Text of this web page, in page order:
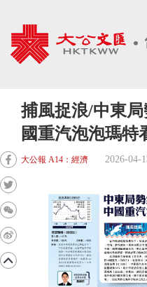
捕風捉浪/中東
國重汽泡泡瑪特
大公報 A14：經濟 2026-04-